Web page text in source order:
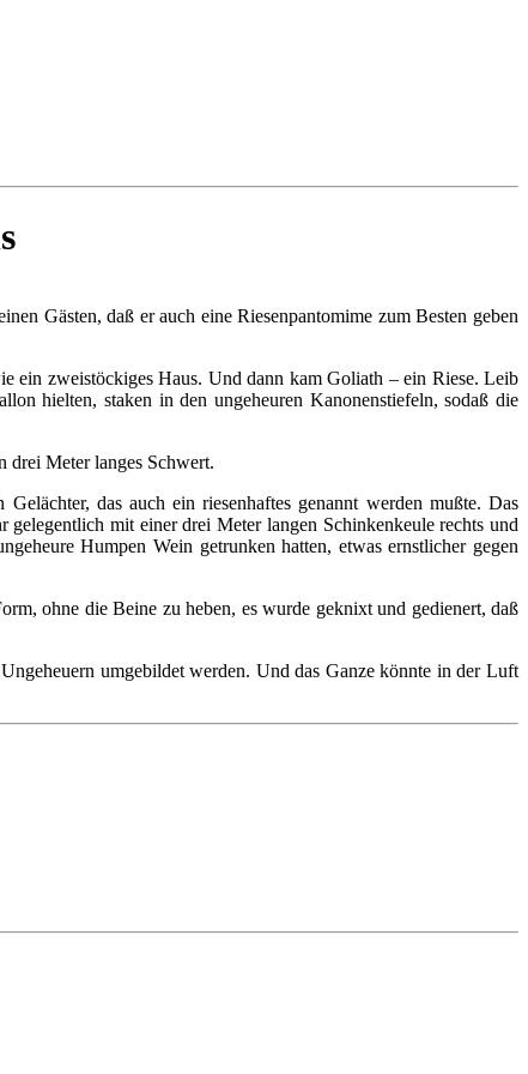
Gästen, daß er auch eine Riesenpantomime zum Besten geben
ein zweistöckiges Haus. Und dann kam Goliath – ein Riese. Leib
hielten, staken in den ungeheuren Kanonenstiefeln, sodaß die
drei Meter langes Schwert.
das auch ein riesenhaftes genannt werden mußte. Das
mit einer drei Meter langen Schinkenkeule rechts und
Humpen Wein getrunken hatten, etwas ernstlicher gegen
ohne die Beine zu heben, es wurde geknixt und gedienert, daß
umgebildet werden. Und das Ganze könnte in der Luft